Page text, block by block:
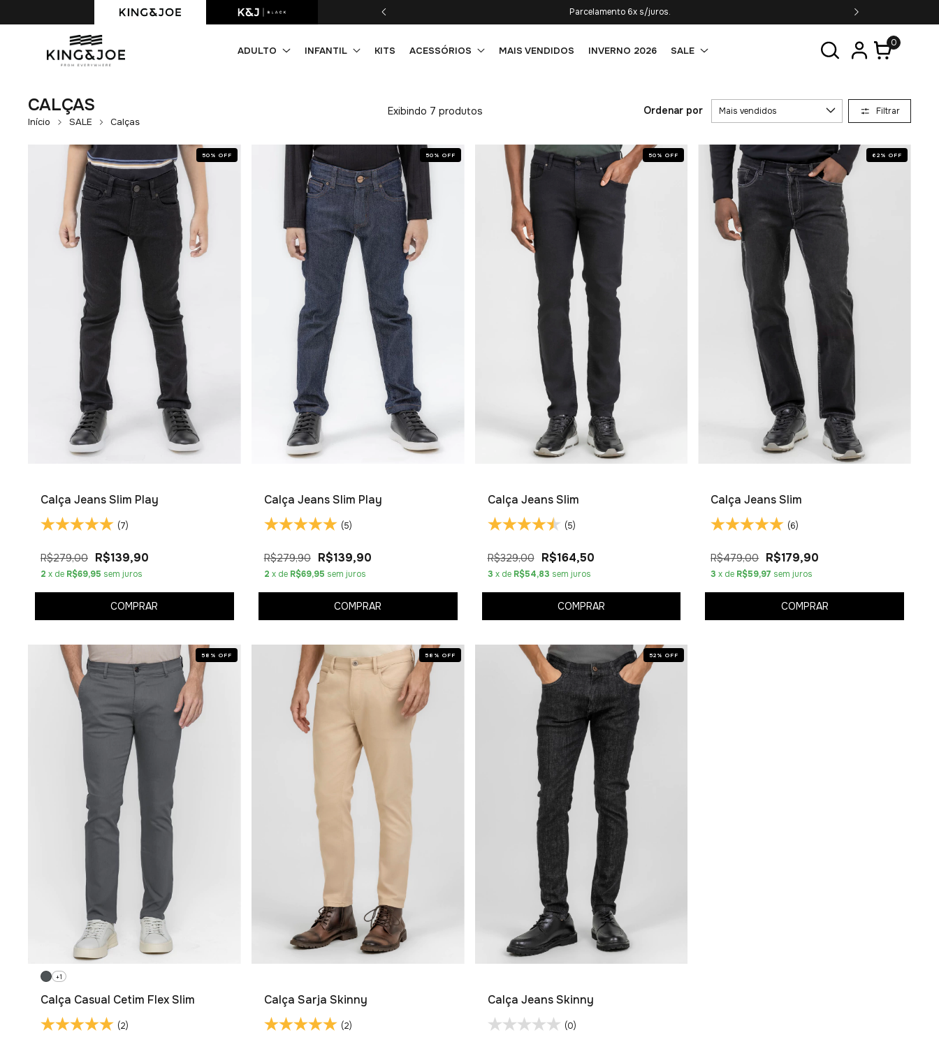
Primeira compra com 10% OFF. Cupom: PRIMEIRACOMPRA Parcelamento 6x s/juros.
ADULTO INFANTIL KITS ACESSÓRIOS MAIS VENDIDOS INVERNO 2026 SALE
0
CALÇAS
Início SALE Calças
Exibindo 7 produtos Ordenar por Filtrar
50 % OFF
Calça Jeans Slim Play
(7)
R$279,00 R$139,90
2 x de R$69,95 sem juros
COMPRAR
50 % OFF
Calça Jeans Slim Play
(5)
R$279,90 R$139,90
2 x de R$69,95 sem juros
COMPRAR
50 %OFF
Calça Jeans Slim
(5)
R$329,00 R$164,50
3 x de R$54,83 sem juros
COMPRAR
62 % OFF
Calça Jeans Slim
(6)
R$479,00 R$179,90
3 x de R$59,97 sem juros
COMPRAR
58 % OFF
+1
Calça Casual Cetim Flex Slim
(2)
58 % OFF
Calça Sarja Skinny
(2)
52 %OFF
Calça Jeans Skinny
(0)